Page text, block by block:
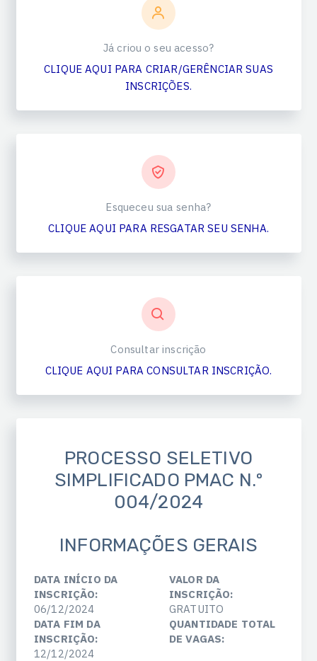
Já criou o seu acesso?
CLIQUE AQUI PARA CRIAR/GERÊNCIAR SUAS
INSCRIÇÕES.
Esqueceu sua senha?
CLIQUE AQUI PARA RESGATAR SEU SENHA.
Consultar inscrição
CLIQUE AQUI PARA CONSULTAR INSCRIÇÃO.
PROCESSO SELETIVO
SIMPLIFICADO PMAC N.º
004/2024
INFORMAÇÕES GERAIS
DATA INÍCIO DA
INSCRIÇÃO:
06/12/2024
DATA FIM DA
INSCRIÇÃO:
12/12/2024
VALOR DA
INSCRIÇÃO:
GRATUITO
QUANTIDADE TOTAL
DE VAGAS: